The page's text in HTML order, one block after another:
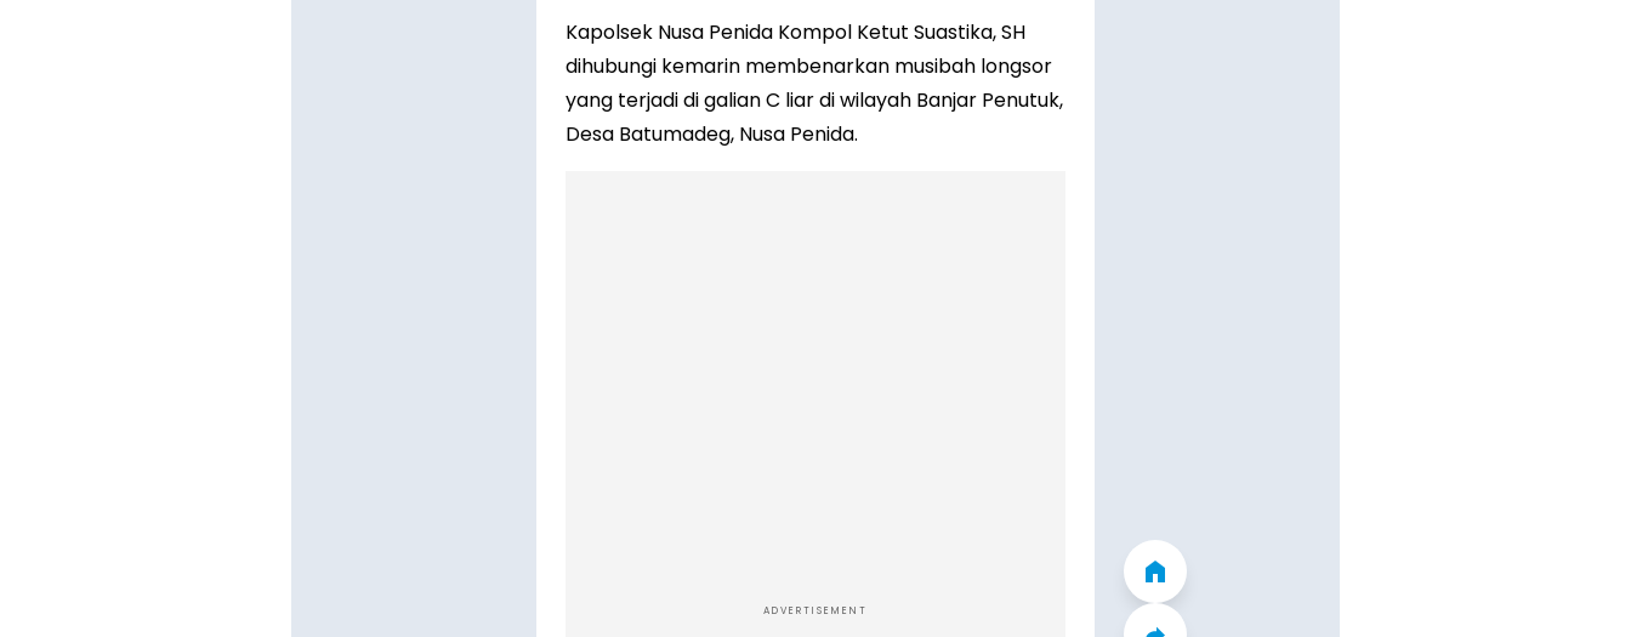
Kapolsek Nusa Penida Kompol Ketut Suastika, SH
dihubungi kemarin membenarkan musibah longsor
yang terjadi di galian C liar di wilayah Banjar Penutuk,
Desa Batumadeg, Nusa Penida.
ADVERTISEMENT